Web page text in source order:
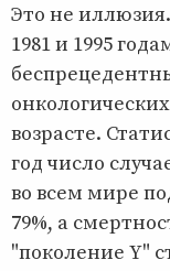
Это не
1981 и 1995
возрасте.
год число
во всем мире
79%, а
"поколение Y"